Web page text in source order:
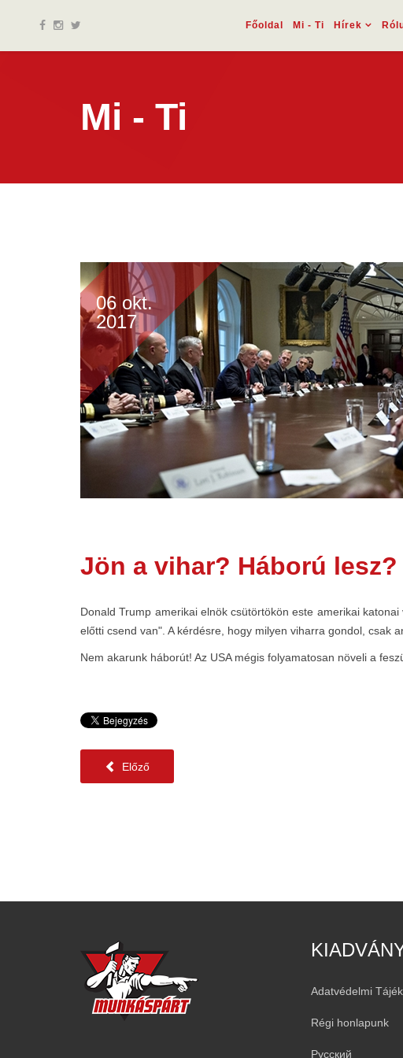
Főoldal Mi - Ti Hírek
Mi - Ti
06 okt.
2017
Jön a vihar? Háború lesz?
Donald Trump amerikai elnök csütörtökön este amerikai
előtti csend van". A kérdésre, hogy milyen viharra gondol, csak
Nem akarunk háborút! Az USA mégis folyamatosan növeli a
Előző
Adatvédelmi
Régi honlapunk
Русский